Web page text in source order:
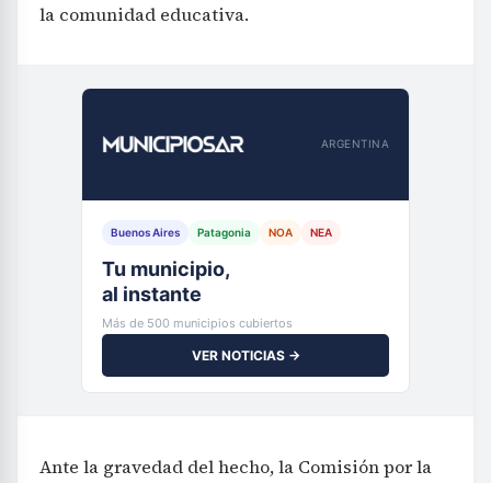
la comunidad educativa.
ARGENTINA
Buenos Aires Patagonia NOA NEA
Tu municipio,
al instante
Más de 500 municipios cubiertos
VER NOTICIAS →
Ante la gravedad del hecho, la Comisión por la